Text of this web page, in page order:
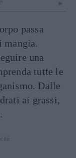
passa
mangia.
una
tutte le
Dalle
ai grassi,
.